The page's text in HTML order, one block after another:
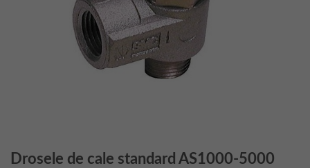
Drosele de cale standard AS1000-5000